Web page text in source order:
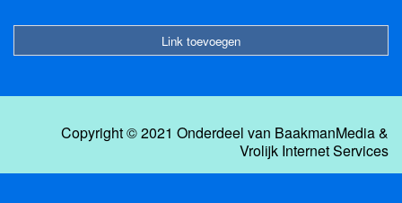
Link toevoegen
Copyright © 2021 Onderdeel van BaakmanMedia&
Vrolijk Internet Services